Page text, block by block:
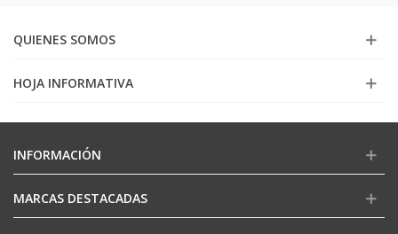
QUIENES SOMOS
HOJA INFORMATIVA
INFORMACIÓN
MARCAS DESTACADAS